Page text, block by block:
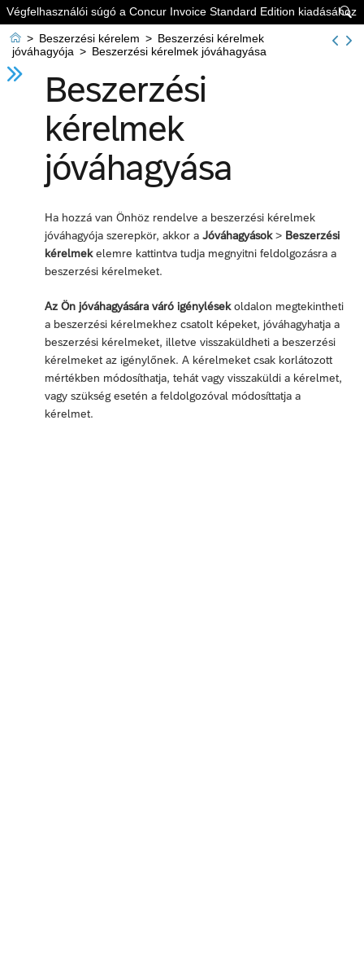

Végfelhasználói súgó a Concur Invoice Standard Edition kiadásához
 > Beszerzési kérelem > Beszerzési kérelmek
jóváhagyója > Beszerzési kérelmek jóváhagyása
Beszerzési
kérelmek
jóváhagyása
Ha hozzá van Önhöz rendelve a beszerzési kérelmek
jóváhagyója szerepkör, akkor a Jóváhagyások> Beszerzési
kérelmekelemre kattintva tudja megnyitni feldolgozásra a
beszerzési kérelmeket.
Az Ön jóváhagyására váró igénylésekoldalon megtekintheti
a beszerzési kérelmekhez csatolt képeket, jóváhagyhatja a
beszerzési kérelmeket, illetve visszaküldheti a beszerzési
kérelmeket az igénylőnek. A kérelmeket csak korlátozott
mértékben módosíthatja, tehát vagy visszaküldi a kérelmet,
vagy szükség esetén a feldolgozóval módosíttatja a
kérelmet.